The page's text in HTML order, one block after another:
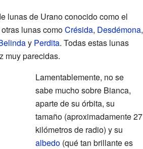
lunas de Urano conocido como el
lunas comoCrésida, Desdémona,
y Perdita. Todas estas lunas
muy parecidas.
Lamentablemente, no se
sabe mucho sobre Bianca,
aparte de su órbita, su
tamaño (aproximadamente 27
kilómetros de radio) y su
albedo(qué tan brillante es